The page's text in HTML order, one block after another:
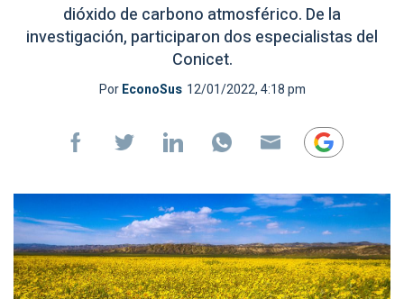
dióxido de carbono atmosférico. De la
investigación, participaron dos especialistas del
Conicet.
PorEconoSus 12/01/2022, 4:18 pm